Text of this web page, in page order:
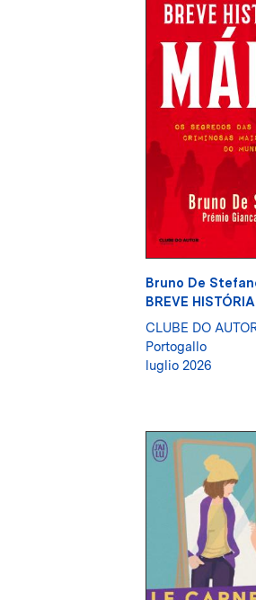
Bruno De
BREVE
CLUBE DO
Portogallo
luglio 2026